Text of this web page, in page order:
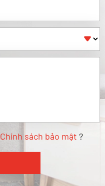

Chính sách bảo mật ?